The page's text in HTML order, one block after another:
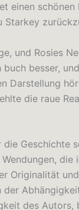
einen schönen
Starkey
und Rosies
besser,
Darstellung
die raue
die Geschichte
die
Originalität
des Autors,